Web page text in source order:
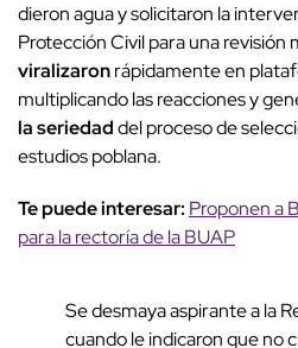
dieron agua y solicitaron la
Protección Civil para una revisión
viralizaronrápidamente en
multiplicando las reacciones y
la seriedaddel proceso de
estudios poblana.
Te puede interesar: Proponen a
para la rectoría de la BUAP
Se desmaya aspirante a la
cuando le indicaron que no